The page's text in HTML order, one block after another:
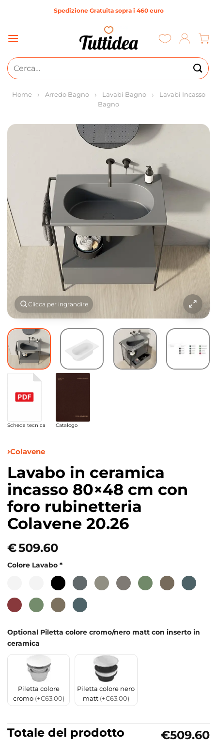
Spedizione Gratuita sopra i 460 euro
Cerca:
Home Arredo Bagno Lavabi Bagno
Lavabi Incasso
Bagno
Clicca per ingrandire
Scheda tecnica Catalogo
Colavene
Lavabo in ceramica
incasso 80×48 cm con
foro rubinetteria
Colavene 20.26
€509.60
Colore Lavabo *
Optional Piletta colore cromo/nero matt con inserto in
ceramica
Piletta colore
cromo (+€63.00)
Piletta colore nero
matt (+€63.00)
Totale del prodotto
€509.60